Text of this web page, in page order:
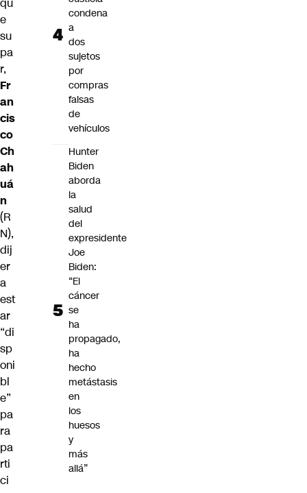
e
su
pa
r,
Fr
an
cis
co
Ch
ah
uá
n
(R
N),
dij
er
a
est
ar
“di
sp
oni
bl
e”
pa
ra
pa
rti
ci
condena
a
dos
sujetos
por
compras
falsas
de
vehículos
Hunter
Biden
aborda
la
salud
del
expresidente
Joe
Biden:
“El
cáncer
se
ha
propagado,
ha
hecho
metástasis
en
los
huesos
y
más
allá”